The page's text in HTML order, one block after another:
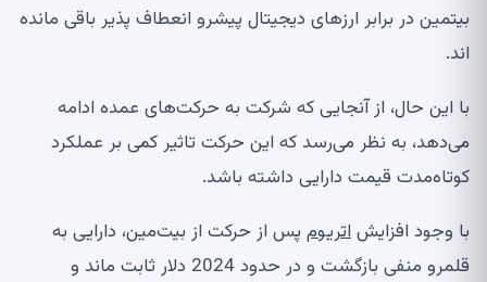
بیتمین در برابر ارزهای دیجیتال پیشرو انعطاف پذیر باقی مانده
اند.
با این حال، از آنجایی که شرکت به حرکت‌های عمده ادامه
می‌دهد، به نظر می‌رسد که این حرکت تاثیر کمی بر عملکرد
کوتاه‌مدت قیمت دارایی داشته باشد.
با وجود افزایشاتریوم پس از حرکت از بیت‌مین، دارایی به
قلمرو منفی بازگشت و در حدود 2024 دلار ثابت ماند و